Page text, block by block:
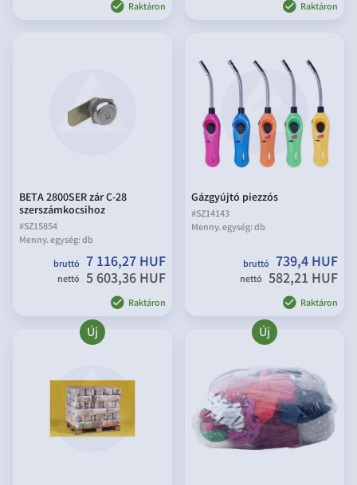
Raktáron Raktáron
BETA 2800SER zár C-28
szerszámkocsihoz
#SZ15854
Menny. egység:db
bruttó 7 116,27 HUF
nettó 5 603,36 HUF
Raktáron
Gázgyújtó piezzós
#SZ14143
Menny. egység:db
bruttó 739,4 HUF
nettó 582,21 HUF
Raktáron
Új Új